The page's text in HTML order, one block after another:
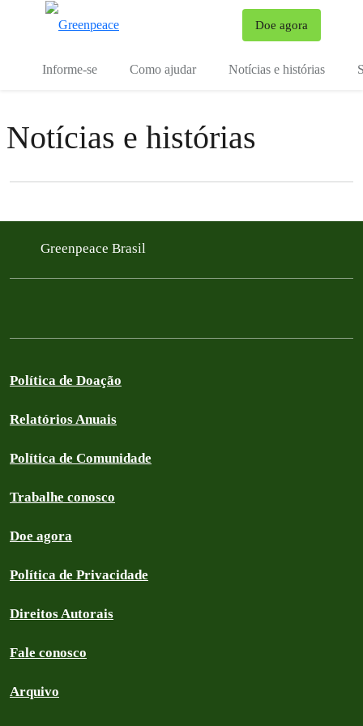
Doe agora
Informe-se Como ajudar Notícias e histórias
Notícias e histórias
Filter posts
Greenpeace Brasil
Política de Doação
Relatórios Anuais
Política de Comunidade
Trabalhe conosco
Doe agora
Política de Privacidade
Direitos Autorais
Fale conosco
Arquivo